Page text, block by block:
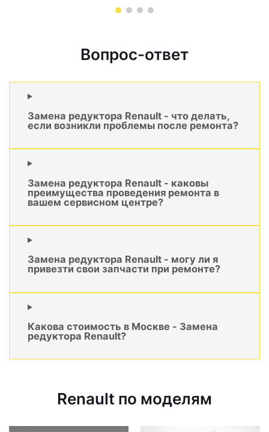
Вопрос-ответ
Замена редуктора Renault - что делать,
если возникли проблемы после ремонта?
Замена редуктора Renault - каковы
преимущества проведения ремонта в
вашем сервисном центре?
Замена редуктора Renault - могу ли я
привезти свои запчасти при ремонте?
Какова стоимость в Москве - Замена
редуктора Renault?
Renault по моделям